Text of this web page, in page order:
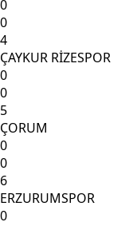
0
0
4
ÇAYKUR RİZESPOR
0
0
5
ÇORUM
0
0
6
ERZURUMSPOR
0